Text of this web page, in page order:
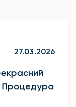
27.03.2026
Процедура